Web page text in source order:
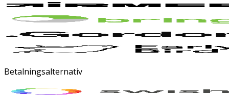
Betalningsalternativ